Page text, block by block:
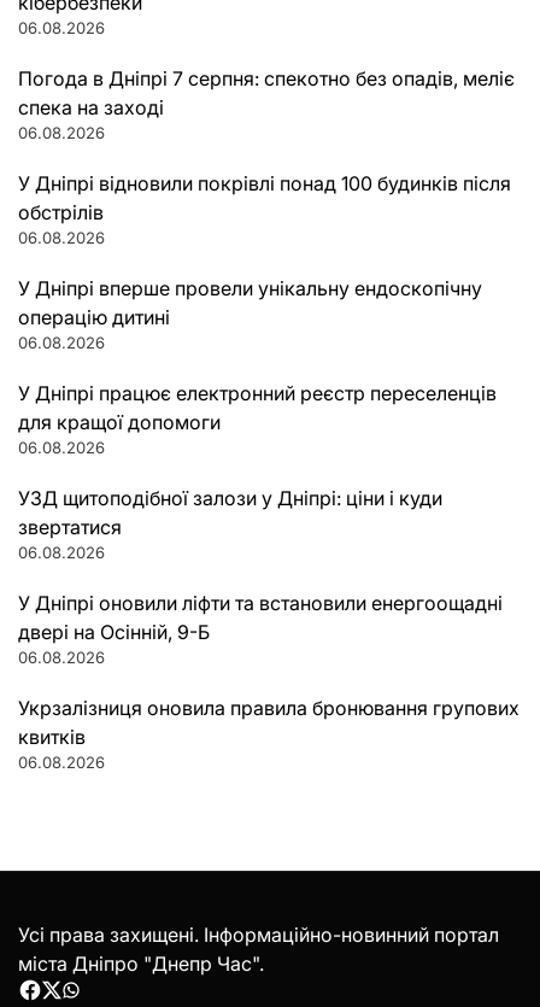
06.08.2026
Погода в Дніпрі 7 серпня: спекотно без опадів, меліє
спека на заході
06.08.2026
У Дніпрі відновили покрівлі понад 100 будинків після
обстрілів
06.08.2026
У Дніпрі вперше провели унікальну ендоскопічну
операцію дитині
06.08.2026
У Дніпрі працює електронний реєстр переселенців
для кращої допомоги
06.08.2026
УЗД щитоподібної залози у Дніпрі: ціни і куди
звертатися
06.08.2026
У Дніпрі оновили ліфти та встановили енергоощадні
двері на Осінній, 9-Б
06.08.2026
Укрзалізниця оновила правила бронювання групових
квитків
06.08.2026
Усі права захищені. Інформаційно-новинний портал
міста Дніпро "Днепр Час".